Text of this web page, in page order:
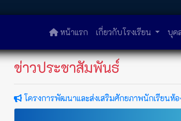
หน้าแรก เกี่ยวกับโรงเรียน บุค
ข่าวประชาสัมพันธ์
โครงการพัฒนาและส่งเสริมศักยภาพนักเรียนห้